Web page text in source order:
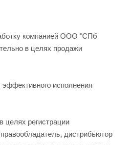
компанией ООО "СПб
в целях продажи
исполнения
целях регистрации
дистрибьютор